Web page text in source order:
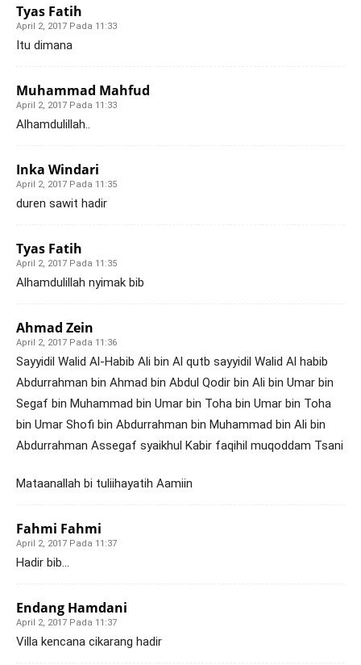
Tyas Fatih
April 2, 2017 Pada 11:33
Itu dimana
Muhammad Mahfud
April 2, 2017 Pada 11:33
Alhamdulillah..
Inka Windari
April 2, 2017 Pada 11:35
duren sawit hadir
Tyas Fatih
April 2, 2017 Pada 11:35
Alhamdulillah nyimak bib
Ahmad Zein
April 2, 2017 Pada 11:36
Sayyidil Walid Al-Habib Ali bin Al qutb sayyidil Walid Al habib
Abdurrahman bin Ahmad bin Abdul Qodir bin Ali bin Umar bin
Segaf bin Muhammad bin Umar bin Toha bin Umar bin Toha
bin Umar Shofi bin Abdurrahman bin Muhammad bin Ali bin
Abdurrahman Assegaf syaikhul Kabir faqihil muqoddam Tsani
Mataanallah bi tuliihayatih Aamiin
Fahmi Fahmi
April 2, 2017 Pada 11:37
Hadir bib…
Endang Hamdani
April 2, 2017 Pada 11:37
Villa kencana cikarang hadir